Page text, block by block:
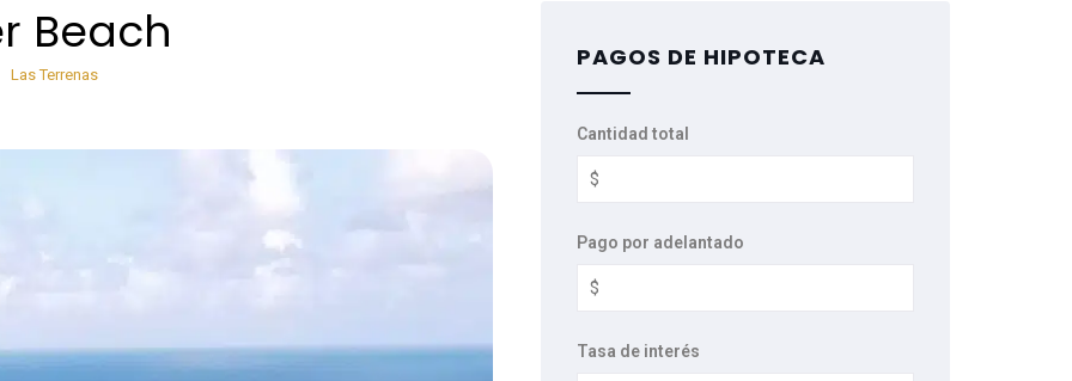
Beach
Las Terrenas
PAGOS DE HIPOTECA
Cantidad total
Pago por adelantado
Tasa de interés